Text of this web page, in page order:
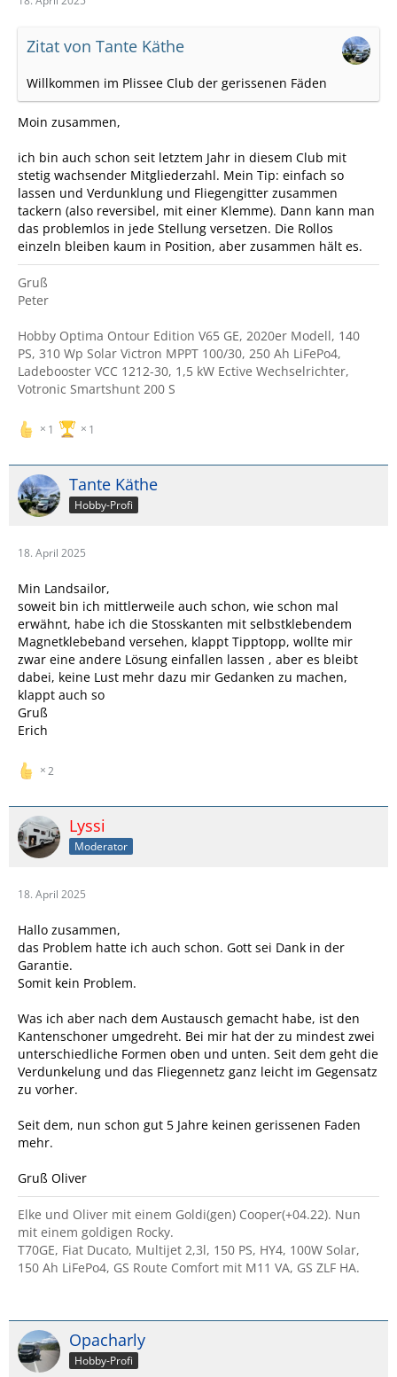
Zitat von Tante Käthe
Willkommen im Plissee Club der gerissenen Fäden
Moin zusammen,
ich bin auch schon seit letztem Jahr in diesem Club mit
stetig wachsender Mitgliederzahl. Mein Tip: einfach so
lassen und Verdunklung und Fliegengitter zusammen
tackern (also reversibel, mit einer Klemme). Dann kann man
das problemlos in jede Stellung versetzen. Die Rollos
einzeln bleiben kaum in Position, aber zusammen hält es.
Gruß
Peter
Hobby Optima Ontour Edition V65 GE, 2020er Modell, 140
PS, 310 Wp Solar Victron MPPT 100/30, 250 Ah LiFePo4,
Ladebooster VCC 1212-30, 1,5 kW Ective Wechselrichter,
Votronic Smartshunt 200 S
1 1
Tante Käthe
Hobby-Profi
18. April 2025
Min Landsailor,
soweit bin ich mittlerweile auch schon, wie schon mal
erwähnt, habe ich die Stosskanten mit selbstklebendem
Magnetklebeband versehen, klappt Tipptopp, wollte mir
zwar eine andere Lösung einfallen lassen , aber es bleibt
dabei, keine Lust mehr dazu mir Gedanken zu machen,
klappt auch so
Gruß
Erich
2
Lyssi
Moderator
18. April 2025
Hallo zusammen,
das Problem hatte ich auch schon. Gott sei Dank in der
Garantie.
Somit kein Problem.
Was ich aber nach dem Austausch gemacht habe, ist den
Kantenschoner umgedreht. Bei mir hat der zu mindest zwei
unterschiedliche Formen oben und unten. Seit dem geht die
Verdunkelung und das Fliegennetz ganz leicht im Gegensatz
zu vorher.
Seit dem, nun schon gut 5 Jahre keinen gerissenen Faden
mehr.
Gruß Oliver
Elke und Oliver mit einem Goldi(gen) Cooper(+04.22). Nun
mit einem goldigen Rocky.
T70GE, Fiat Ducato, Multijet 2,3l, 150 PS, HY4, 100W Solar,
150 Ah LiFePo4, GS Route Comfort mit M11 VA, GS ZLF HA.
Opacharly
Hobby-Profi